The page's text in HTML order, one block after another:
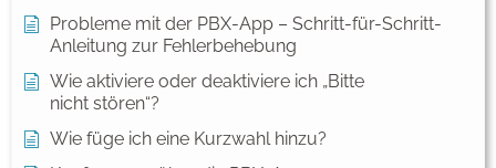
Probleme mit der PBX-App – Schritt-für-Schritt-
Anleitung zur Fehlerbehebung
Wie aktiviere oder deaktiviere ich „Bitte
nicht stören“?
Wie füge ich eine Kurzwahl hinzu?